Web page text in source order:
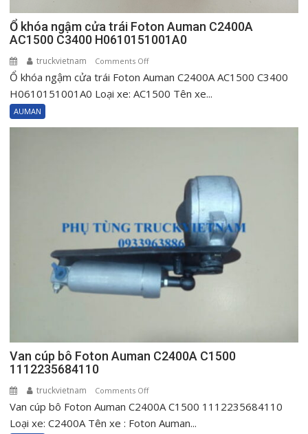
Ổ khóa ngậm cửa trái Foton Auman C2400A
AC1500 C3400 H0610151001A0
truckvietnam Comments Offon
Ổ
khóa
H0610151001A0
Ổ khóa ngậm cửa trái Foton Auman C2400A AC1500 C3400
H0610151001A0 Loại xe: AC1500 Tên xe...
AUMAN
Van cúp bô Foton Auman C2400A C1500
1112235684110
truckvietnam Comments Offon
Van
cúp
Van cúp bô Foton Auman C2400A C1500 1112235684110
Loại xe: C2400A Tên xe : Foton Auman...